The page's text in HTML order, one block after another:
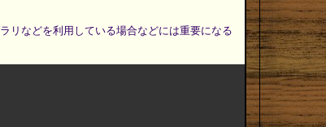
リなどを利用している場合などには重要になる